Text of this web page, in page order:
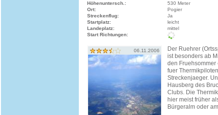
Höhenuntersch.:
530 Meter
Ort:
Pogier
Streckenflug:
Ja
Startplatz:
leicht
Landeplatz:
mittel
Start Richtungen:
06.11.2006
Der Ruehrer
ist besonders ab
den
fuer
Streckenjaeger.
Hausberg des
Clubs. Die
hier meist früher
Bürgeralm oder